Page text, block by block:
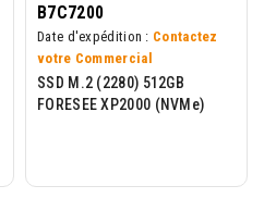
B7C7200
Date d'expédition : Contactez
votre Commercial
SSD M.2 (2280) 512GB
FORESEE XP2000 (NVMe)